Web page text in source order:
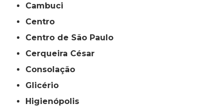
Cambuci
Centro
Centro de São Paulo
Cerqueira César
Consolação
Glicério
Higienópolis